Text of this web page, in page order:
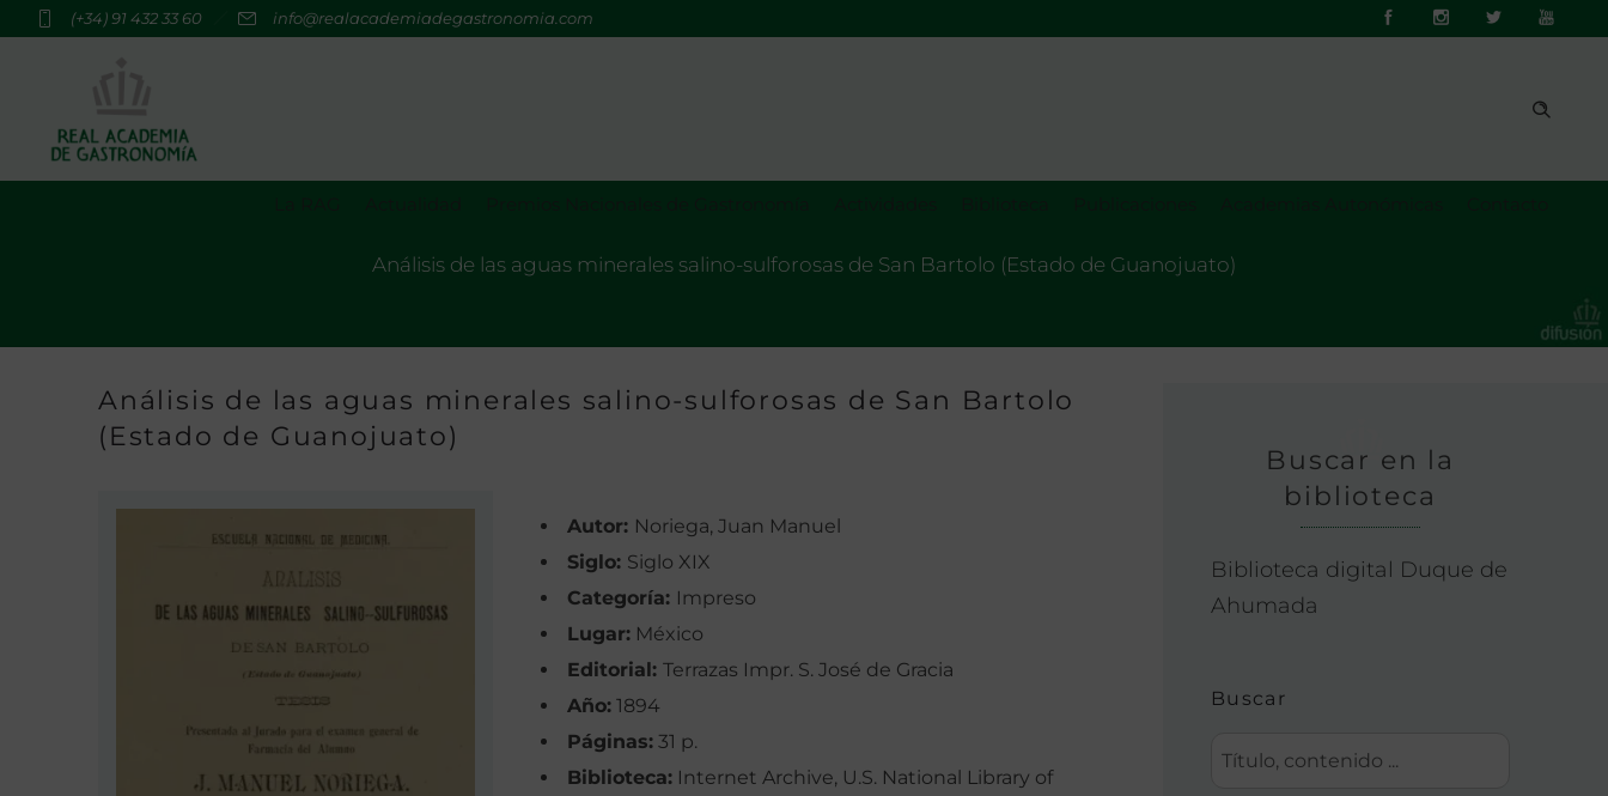
(+34) 91 432 33 60 info@realacademiadegastronomia.com
Análisis de las aguas minerales salino-sulforosas de San Bartolo (Estado de Guanojuato)
Análisis de las aguas minerales salino-sulforosas de San Bartolo
(Estado de Guanojuato)
Autor: Noriega, Juan Manuel
Siglo: Siglo XIX
Categoría: Impreso
Lugar: México
Editorial: Terrazas Impr. S. José de Gracia
Año: 1894
Páginas: 31 p.
Biblioteca: Internet Archive, U.S. National Library of
Buscar en la
biblioteca
Biblioteca digital Duque de
Ahumada
Buscar